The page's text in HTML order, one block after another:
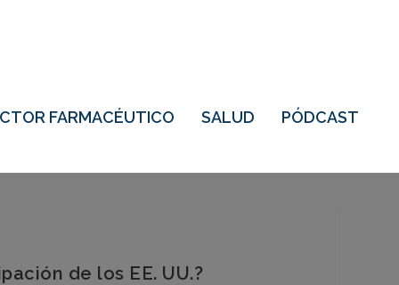
FARMACÉUTICO SALUD PÓDCAST
de los EE. UU.?